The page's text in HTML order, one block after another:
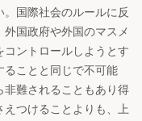
国際社会のルールに反
国政府や外国のマスメ
ントロールしようとす
ることと同じで不可能
非難されることもあり得
つけることよりも、上